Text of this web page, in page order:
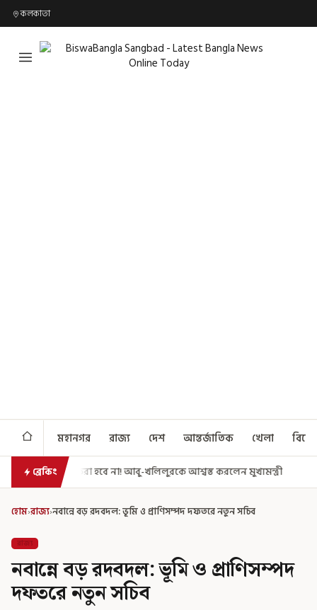
কলকাতা
মহানগর রাজ্য দেশ আন্তর্জাতিক খেলা
ব্রেকিং
না! আবু-খলিলুরকে আশ্বস্ত করলেন মুখ্যমন্ত্রী এগিয়ে গেল আরও একধাপ,
হোম›রাজ্য›নবান্নে বড় রদবদল: ভূমি ও প্রাণিসম্পদ দফতরে নতুন সচিব
রাজ্য
নবান্নে বড় রদবদল: ভূমি ও প্রাণিসম্পদ
দফতরে নতুন সচিব